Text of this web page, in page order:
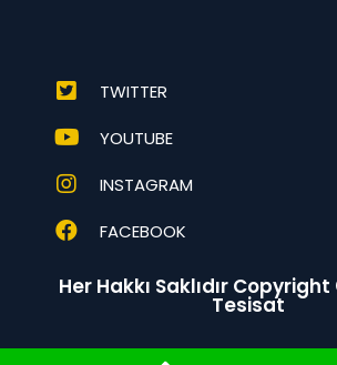
TWITTER
YOUTUBE
INSTAGRAM
FACEBOOK
Her Hakkı Saklıdır
Tesisat